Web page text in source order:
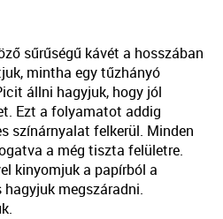
sűrűségű kávét a hosszában
mintha egy tűzhányó
állni hagyjuk, hogy jól
Ezt a folyamatot addig
színárnyalat felkerül. Minden
a még tiszta felületre.
kinyomjuk a papírból a
hagyjuk megszáradni.